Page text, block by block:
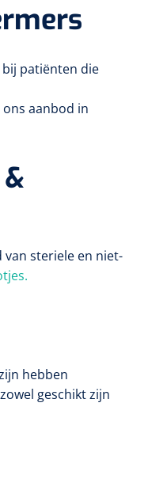
patiënten die
ons aanbod in
van steriele en niet-
hebben
geschikt zijn